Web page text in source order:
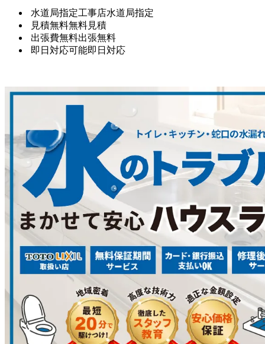
水道局指定工事店水道局指定
見積無料無料見積
出張費無料出張無料
即日対応可能即日対応